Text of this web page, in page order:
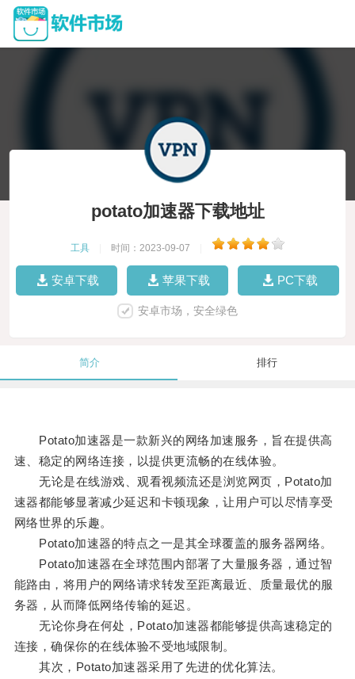
potato加速器下载地址
工具 时间：2023-09-07
安卓下载 苹果下载 PC下载
安卓市场，安全绿色
简介 排行
Potato加速器是一款新兴的网络加速服务，旨在提供高
速、稳定的网络连接，以提供更流畅的在线体验。
无论是在线游戏、观看视频流还是浏览网页，Potato加
速器都能够显著减少延迟和卡顿现象，让用户可以尽情享受
网络世界的乐趣。
Potato加速器的特点之一是其全球覆盖的服务器网络。
Potato加速器在全球范围内部署了大量服务器，通过智
能路由，将用户的网络请求转发至距离最近、质量最优的服
务器，从而降低网络传输的延迟。
无论你身在何处，Potato加速器都能够提供高速稳定的
连接，确保你的在线体验不受地域限制。
其次，Potato加速器采用了先进的优化算法。